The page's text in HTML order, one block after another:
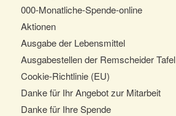
000-Monatliche-Spende-online
Aktionen
Ausgabe der Lebensmittel
Ausgabestellen der Remscheider Tafel
Cookie-Richtlinie (EU)
Danke für Ihr Angebot zur Mitarbeit
Danke für Ihre Spende